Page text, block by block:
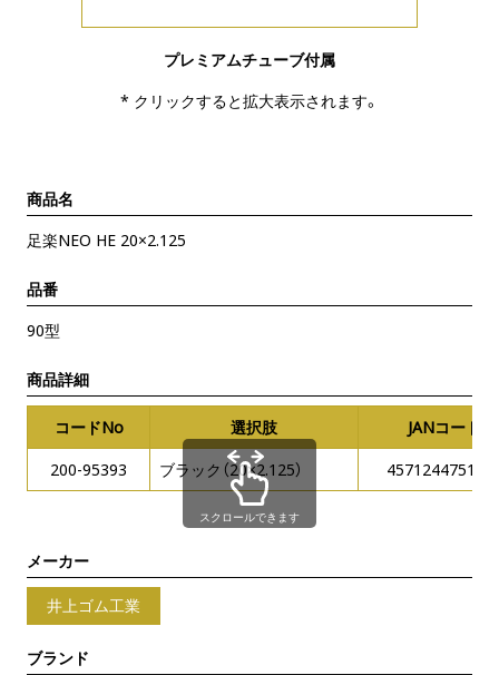
プレミアムチューブ付属
* クリックすると拡大表示されます。
商品名
足楽NEO HE 20×2.125
品番
90型
商品詳細
コードNo 選択肢
JANコード
200-95393
ブラック（20×2.125）
スクロールできます
メーカー
井上ゴム工業
ブランド